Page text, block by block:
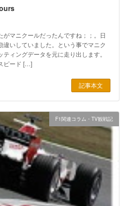
マニクールだったんですね；；。日
いしていました。という事でマニク
ィングデータを元に走り出します。
ピード […]
記事本文
F1関連コラム・TV観戦記